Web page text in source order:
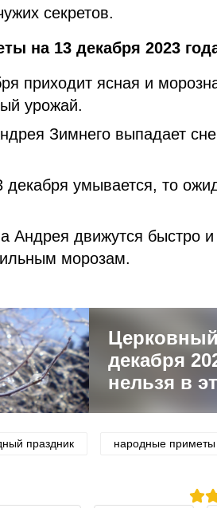
секретов.
на 13 декабря 2023
приходит ясная и
урожай.
Зимнего выпадает
декабря умывается, то
Андрея движутся быстро и
морозам.
декабря
нельзя в
праздник народные приметы